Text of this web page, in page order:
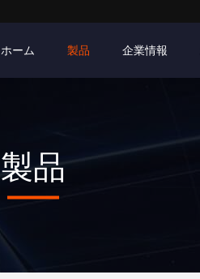
ホーム 製品 企業情報
製品